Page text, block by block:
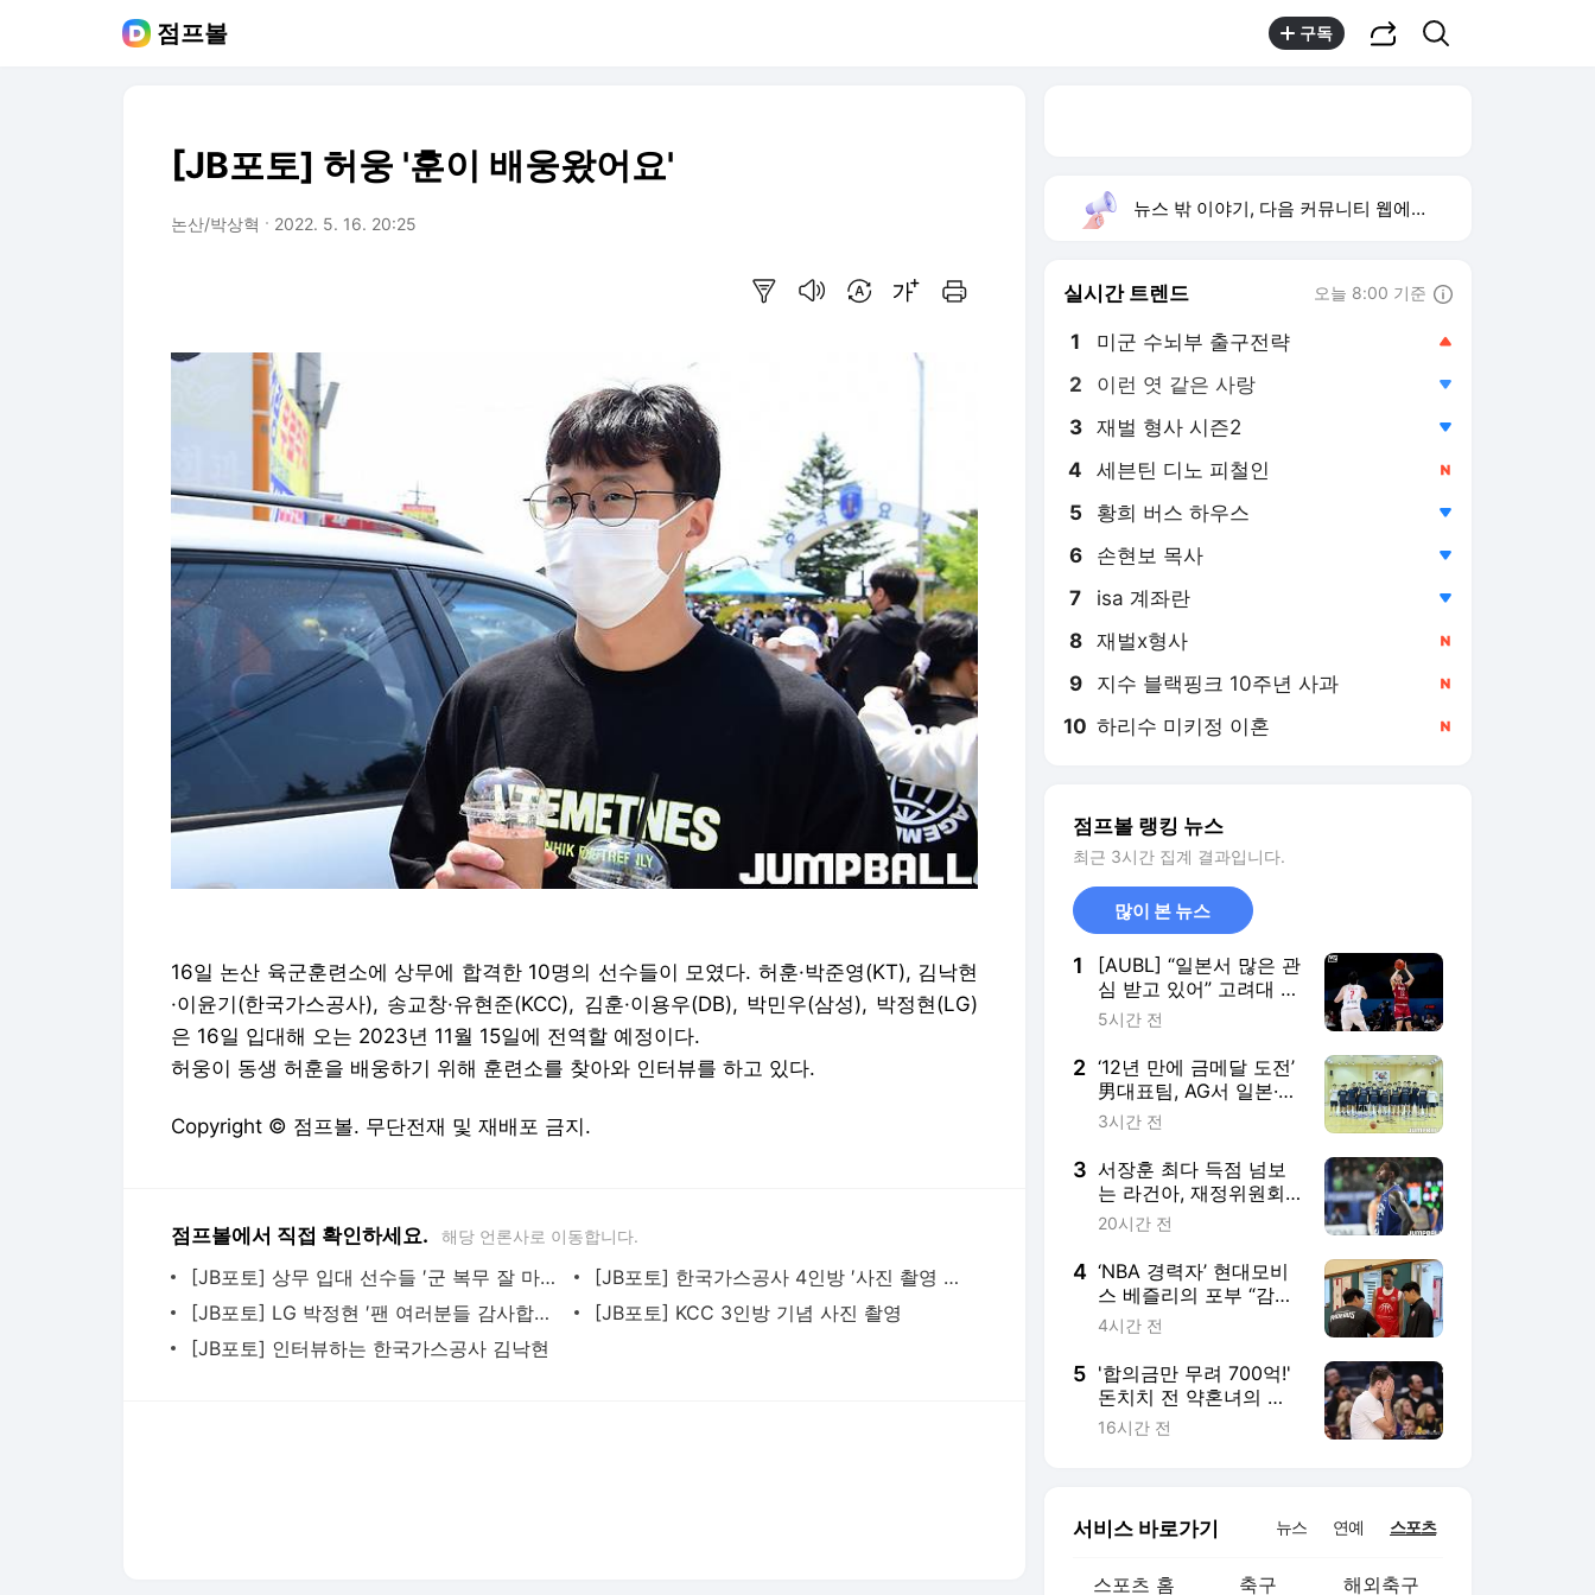
점프볼 구독
[JB포토] 허웅 '훈이 배웅왔어요'
논산/박상혁 2022. 5. 16. 20:25
16일 논산 육군훈련소에 상무에 합격한 10명의 선수들이 모였다. 허훈·박준영(KT), 김낙현
·이윤기(한국가스공사), 송교창·유현준(KCC), 김훈·이용우(DB), 박민우(삼성), 박정현(LG)
은 16일 입대해 오는 2023년 11월 15일에 전역할 예정이다.
허웅이 동생 허훈을 배웅하기 위해 훈련소를 찾아와 인터뷰를 하고 있다.
Copyright © 점프볼. 무단전재 및 재배포 금지.
점프볼에서 직접 확인하세요. 해당 언론사로 이동합니다.
[JB포토] 상무 입대 선수들 ′군 복무 잘 마치고 돌아오겠습니다′
[JB포토] 한국가스공사 4인방 ′사진 촬영 할때는 역시 브이′
[JB포토] LG 박정현 ′팬 여러분들 감사합니다′
[JB포토] KCC 3인방 기념 사진 촬영
[JB포토] 인터뷰하는 한국가스공사 김낙현
뉴스 밖 이야기, 다음 커뮤니티 웹에서 보기
실시간 트렌드 오늘 8:00 기준
1 미군 수뇌부 출구전략
이런 엿 같은 사랑
3 재벌 형사 시즌2
4 세븐틴 디노 피철인
5 황희 버스 하우스
6 손현보 목사
7 isa 계좌란
8 재벌x형사
9 지수 블랙핑크 10주년 사과
10 하리수 미키정 이혼
점프볼 랭킹 뉴스
최근 3시간 집계 결과입니다.
많이 본 뉴스
1
[AUBL] “일본서 많은 관
심 받고 있어” 고려대 상
대로 41점 폭발, 와세다
누구?
5시간 전
2 ‘12년 만에 금메달 도전’
男대표팀, AG서 일본·사
우디·인도네시아와 같은
골·말레이시아 상대
3시간 전
3 서장훈 최다 득점 넘보
는 라건아, 재정위원회
에서 등록 여부 결정
20시간 전
4 ‘NBA 경력자’ 현대모비
스 베즐리의 포부 “감독
님이 시키는 건 뭐든 하
4시간 전
5 '합의금만 무려 700억!'
돈치치 전 약혼녀의 엄
청난 요구
16시간 전
서비스 바로가기 뉴스 연예 스포츠
스포츠 홈 축구 해외축구